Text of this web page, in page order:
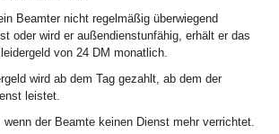
Beamter nicht regelmäßig überwiegend
oder wird er außendienstunfähig, erhält er das
von 24 DM monatlich.
wird ab dem Tag gezahlt, ab dem der
leistet.
wenn der Beamte keinen Dienst mehr verrichtet.